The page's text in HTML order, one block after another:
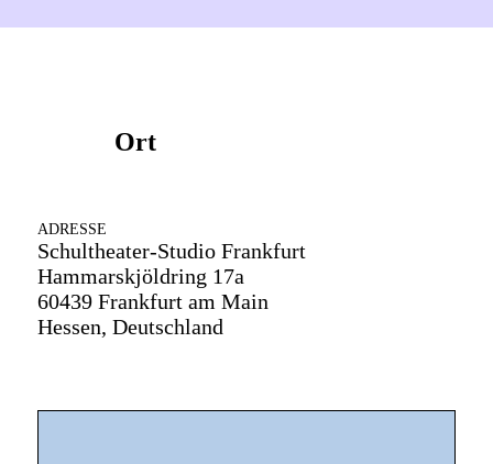
Ort
ADRESSE
Schultheater-Studio Frankfurt
Hammarskjöldring 17a
60439 Frankfurt am Main
Hessen, Deutschland